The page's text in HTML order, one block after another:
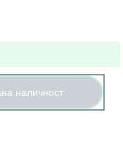
наличност